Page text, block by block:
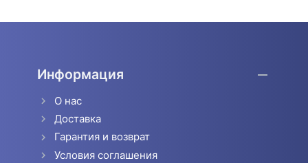
Информация
О нас
Доставка
Гарантия и возврат
Условия соглашения